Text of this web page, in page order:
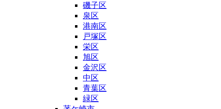
磯子区
泉区
港南区
戸塚区
栄区
旭区
金沢区
中区
青葉区
緑区